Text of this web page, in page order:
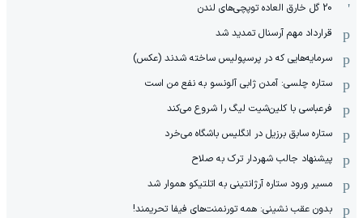
20 گل خارق العاده توپچی‌های لندن
قرارداد مهم آرسنال تمدید شد
سرمایه‌هایی که در پرسپولیس ساخته شدند (عکس)
ستاره چلسی: آمدن ژابی آلونسو به نفع من است
فرعباسی با کلین‌شیت لیگ را شروع می‌کند
ستاره سابق برزیل در انگلیس باشگاه می‌خرد
پیشنهاد جالب شهردار ترک به صلاح
مسیر ورود ستاره آرژانتینی به اتلتیکو هموار شد
بدون عقب نشینی: همه تورنمنت‌های فیفا تحریمند!